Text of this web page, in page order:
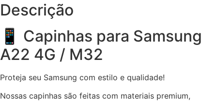
Descrição
📱 Capinhas para Samsung
A22 4G / M32
Proteja seu Samsung com estilo e qualidade!
Nossas capinhas são feitas com materiais premium,